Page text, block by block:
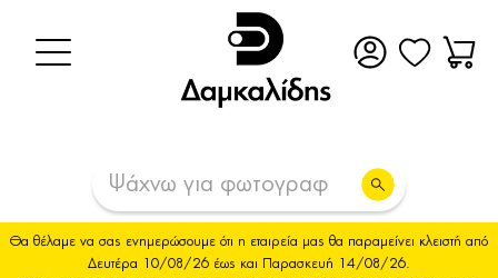
Θα θέλαμε να σας ενημερώσουμε ότι η εταιρεία μας θα παραμείνει κλειστή από
Δευτέρα 10/08/26 έως και Παρασκευή 14/08/26.